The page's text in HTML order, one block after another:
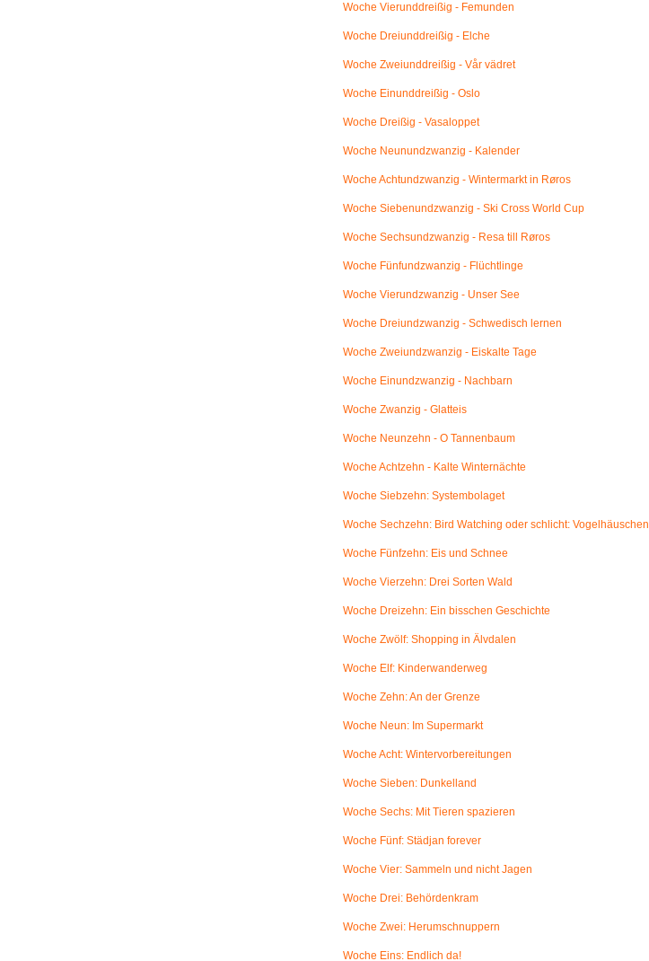
Woche Vierunddreißig - Femunden
Woche Dreiunddreißig - Elche
Woche Zweiunddreißig - Vår vädret
Woche Einunddreißig - Oslo
Woche Dreißig - Vasaloppet
Woche Neunundzwanzig - Kalender
Woche Achtundzwanzig - Wintermarkt in Røros
Woche Siebenundzwanzig - Ski Cross World Cup
Woche Sechsundzwanzig - Resa till Røros
Woche Fünfundzwanzig - Flüchtlinge
Woche Vierundzwanzig - Unser See
Woche Dreiundzwanzig - Schwedisch lernen
Woche Zweiundzwanzig - Eiskalte Tage
Woche Einundzwanzig - Nachbarn
Woche Zwanzig - Glatteis
Woche Neunzehn - O Tannenbaum
Woche Achtzehn - Kalte Winternächte
Woche Siebzehn: Systembolaget
Woche Sechzehn: Bird Watching oder schlicht: Vogelhäuschen
Woche Fünfzehn: Eis und Schnee
Woche Vierzehn: Drei Sorten Wald
Woche Dreizehn: Ein bisschen Geschichte
Woche Zwölf: Shopping in Älvdalen
Woche Elf: Kinderwanderweg
Woche Zehn: An der Grenze
Woche Neun: Im Supermarkt
Woche Acht: Wintervorbereitungen
Woche Sieben: Dunkelland
Woche Sechs: Mit Tieren spazieren
Woche Fünf: Städjan forever
Woche Vier: Sammeln und nicht Jagen
Woche Drei: Behördenkram
Woche Zwei: Herumschnuppern
Woche Eins: Endlich da!